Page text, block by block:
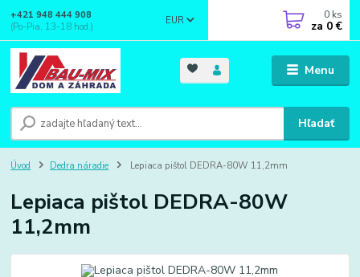
Menu
EUR
Hľadať
+421 948 444 908
(Po-Pia, 13-18 hod.)
0 ks
za 0 €
Úvod Dedra náradie Lepiaca pištol DEDRA-80W 11,2mm
Lepiaca pištol DEDRA-80W
11,2mm